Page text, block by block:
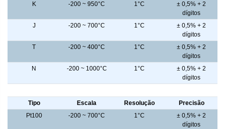
K
-200 ~ 950°C 1°C
± 0,5% + 2
dígitos
J
-200 ~ 700°C 1°C
± 0,5% + 2
dígitos
T
-200 ~ 400°C 1°C
± 0,5% + 2
dígitos
N
-200 ~ 1000°C 1°C
± 0,5% + 2
dígitos
Tipo
Escala Resolução
Precisão
Pt100
-200 ~ 700°C 1°C
± 0,5% + 2
dígitos